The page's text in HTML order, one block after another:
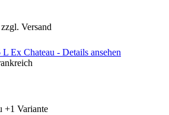
Versand
Ex Chateau - Details ansehen
+1 Variante